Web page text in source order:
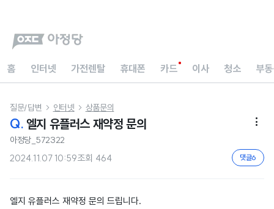
홈 인터넷 가전렌탈 휴대폰 카드 이사 청소 부
질문/답변  인터넷  상품문의
Q. 엘지 유플러스 재약정 문의 
아정당_572322
2024.11.07 10:59조회 464 댓글6
엘지 유플러스 재약정 문의 드립니다.